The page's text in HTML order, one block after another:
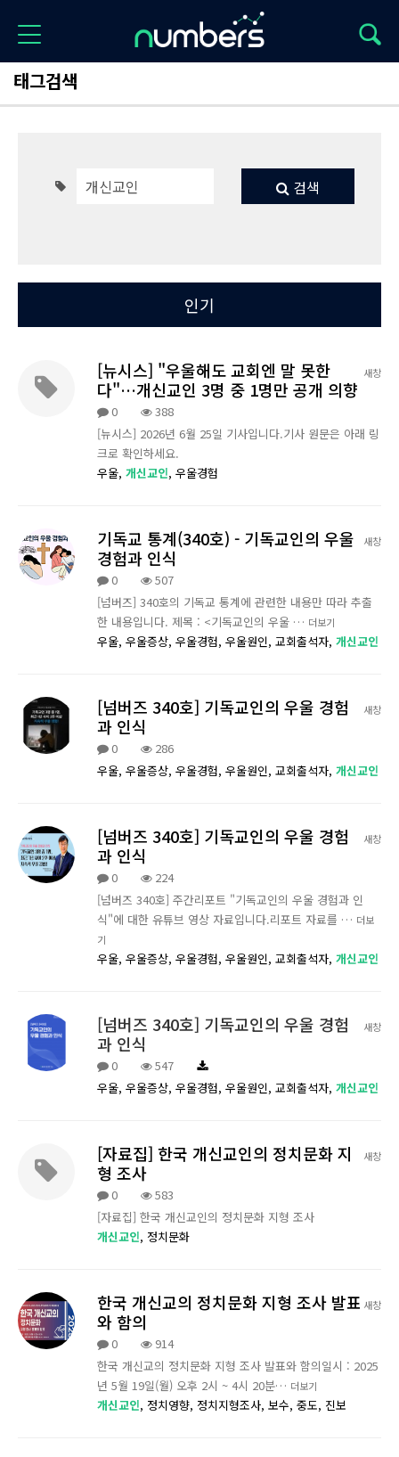
태그검색
검색
Total 128
최신
인기
새창
[뉴시스] "우울해도 교회엔 말 못한
다"…개신교인 3명 중 1명만 공개 의향
0
388
[뉴시스] 2026년 6월 25일 기사입니다.기사 원문은 아래 링
크로 확인하세요.
우울, 개신교인, 우울경험
새창
기독교 통계(340호) - 기독교인의 우울
경험과 인식
0
507
[넘버즈] 340호의 기독교 통계에 관련한 내용만 따라 추출
한 내용입니다. 제목 : <기독교인의 우울 … 더보기
우울, 우울증상, 우울경험, 우울원인, 교회출석자, 개신교인
새창
[넘버즈 340호] 기독교인의 우울 경험
과 인식
0
286
우울, 우울증상, 우울경험, 우울원인, 교회출석자, 개신교인
새창
[넘버즈 340호] 기독교인의 우울 경험
과 인식
0
224
[넘버즈 340호] 주간리포트 "기독교인의 우울 경험과 인
식"에 대한 유튜브 영상 자료입니다.리포트 자료를 … 더보
기
우울, 우울증상, 우울경험, 우울원인, 교회출석자, 개신교인
새창
[넘버즈 340호] 기독교인의 우울 경험
과 인식
0
547
우울, 우울증상, 우울경험, 우울원인, 교회출석자, 개신교인
새창
[자료집] 한국 개신교인의 정치문화 지
형 조사
0
583
[자료집] 한국 개신교인의 정치문화 지형 조사
개신교인, 정치문화
새창
한국 개신교의 정치문화 지형 조사 발표
와 함의
0
914
한국 개신교의 정치문화 지형 조사 발표와 함의일시 : 2025
년 5월 19일(월) 오후 2시 ~ 4시 20분… 더보기
개신교인, 정치영향, 정치지형조사, 보수, 중도, 진보